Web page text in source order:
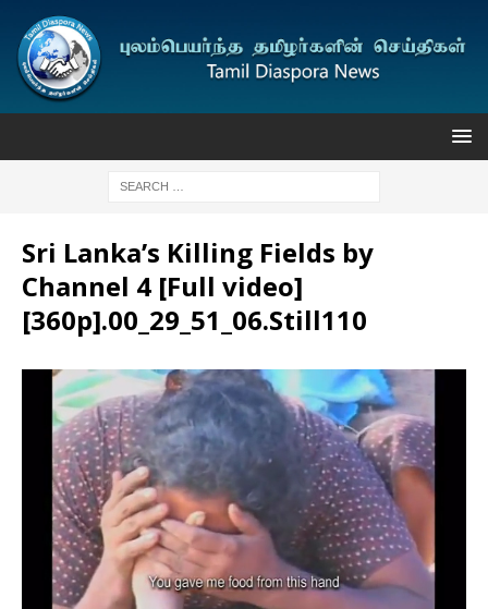
Sri Lanka’s Killing Fields by
Channel 4 [Full video]
[360p].00_29_51_06.Still110